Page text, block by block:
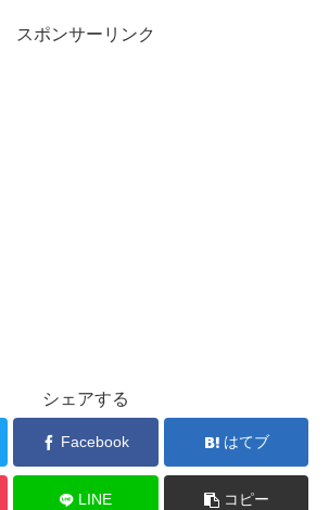
スポンサーリンク
シェアする
Facebook はてブ
LINE コピー